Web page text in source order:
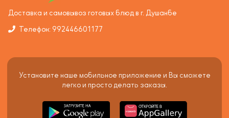
Доставка и самовывоз готовых блюд в г. Душанбе
Телефон: 992446601177
Установите наше мобильное приложение и Вы сможете
легко и просто делать заказы.